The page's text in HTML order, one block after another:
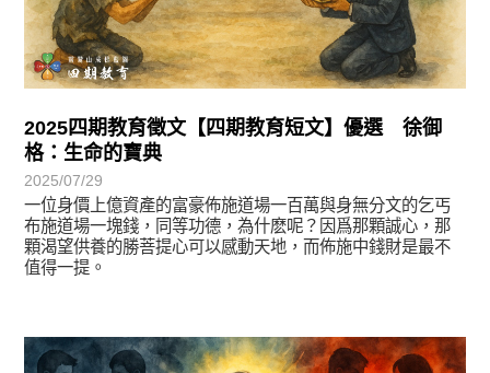
2025四期教育徵文【四期教育短文】優選 徐御
格：生命的寶典
2025/07/29
一位身價上億資產的富豪佈施道場一百萬與身無分文的乞丐
布施道場一塊錢，同等功德，為什麽呢？因爲那顆誠心，那
顆渴望供養的勝菩提心可以感動天地，而佈施中錢財是最不
值得一提。
徵文賞析